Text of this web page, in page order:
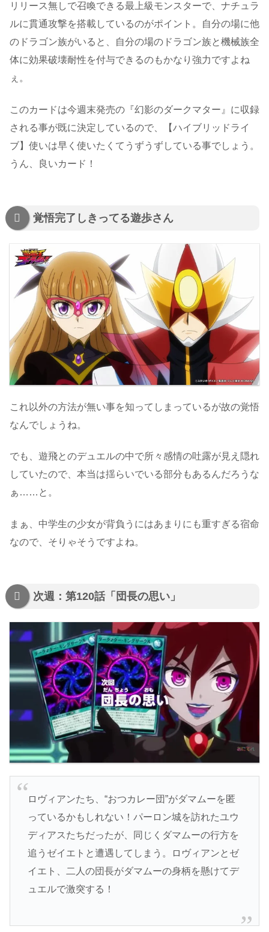
リリース無しで召喚できる最上級モンスターで、ナチュラ
ルに貫通攻撃を搭載しているのがポイント。自分の場に他
のドラゴン族がいると、自分の場のドラゴン族と機械族全
体に効果破壊耐性を付与できるのもかなり強力ですよね
ぇ。
このカードは今週末発売の『幻影のダークマター』に収録
される事が既に決定しているので、【ハイブリッドライ
ブ】使いは早く使いたくてうずうずしている事でしょう。
うん、良いカード！
覚悟完了しきってる遊歩さん
これ以外の方法が無い事を知ってしまっているが故の覚悟
なんでしょうね。
でも、遊飛とのデュエルの中で所々感情の吐露が見え隠れ
していたので、本当は揺らいでいる部分もあるんだろうな
ぁ……と。
まぁ、中学生の少女が背負うにはあまりにも重すぎる宿命
なので、そりゃそうですよね。
次週：第120話「団長の思い」
ロヴィアンたち、“おつカレー団”がダマムーを匿
っているかもしれない！パーロン城を訪れたユウ
ディアスたちだったが、同じくダマムーの行方を
追うゼイエトと遭遇してしまう。ロヴィアンとゼ
イエト、二人の団長がダマムーの身柄を懸けてデ
ュエルで激突する！